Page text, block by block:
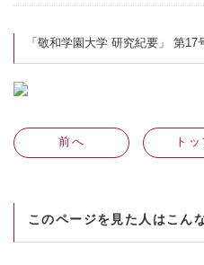
「敬和学園大学 研究紀要」 第
前へ ト
このページを見た人はこん